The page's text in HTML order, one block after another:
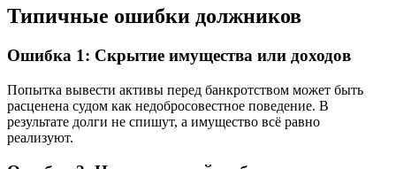
Типичные ошибки должников
Ошибка 1: Скрытие имущества или доходов
Попытка вывести активы перед банкротством может быть
расценена судом как недобросовестное поведение. В
результате долги не спишут, а имущество всё равно
реализуют.